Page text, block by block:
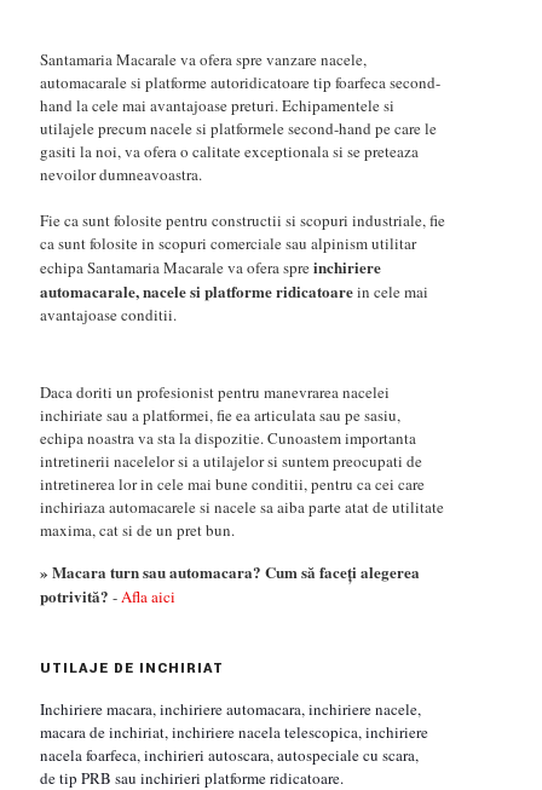
Santamaria Macarale va ofera spre vanzare nacele,
automacarale si platforme autoridicatoare tip foarfeca second-
hand la cele mai avantajoase preturi. Echipamentele si
utilajele precum nacele si platformele second-hand pe care le
gasiti la noi, va ofera o calitate exceptionala si se preteaza
nevoilor dumneavoastra.
Fie ca sunt folosite pentru constructii si scopuri industriale, fie
ca sunt folosite in scopuri comerciale sau alpinism utilitar
echipa Santamaria Macarale va ofera spreinchiriere
automacarale, nacele si platforme ridicatoarein cele mai
avantajoase conditii.
Daca doriti un profesionist pentru manevrarea nacelei
inchiriate sau a platformei, fie ea articulata sau pe sasiu,
echipa noastra va sta la dispozitie. Cunoastem importanta
intretinerii nacelelor si a utilajelor si suntem preocupati de
intretinerea lor in cele mai bune conditii, pentru ca cei care
inchiriaza automacarele si nacele sa aiba parte atat de utilitate
maxima, cat si de un pret bun.
» Macara turn sau automacara? Cum să faceți alegerea
potrivită? -Afla aici
UTILAJE DE INCHIRIAT
Inchiriere macara, inchiriere automacara, inchiriere nacele,
macara de inchiriat, inchiriere nacela telescopica, inchiriere
nacela foarfeca, inchirieri autoscara, autospeciale cu scara,
de tip PRB sau inchirieri platforme ridicatoare.